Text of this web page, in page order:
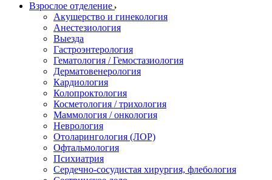
Взрослое отделение
Акушерство и гинекология
Анестезиология
Выезда
Гастроэнтерология
Гематология / Гемостазиология
Дерматовенерология
Кардиология
Колопроктология
Косметология / трихология
Маммология / онкология
Неврология
Отоларингология (ЛОР)
Офтальмология
Психиатрия
Сердечно-сосудистая хирургия, флебология